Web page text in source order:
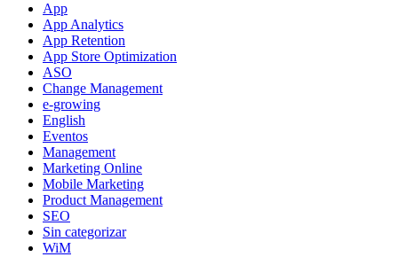
App
App Analytics
App Retention
App Store Optimization
ASO
Change Management
e-growing
English
Eventos
Management
Marketing Online
Mobile Marketing
Product Management
SEO
Sin categorizar
WiM